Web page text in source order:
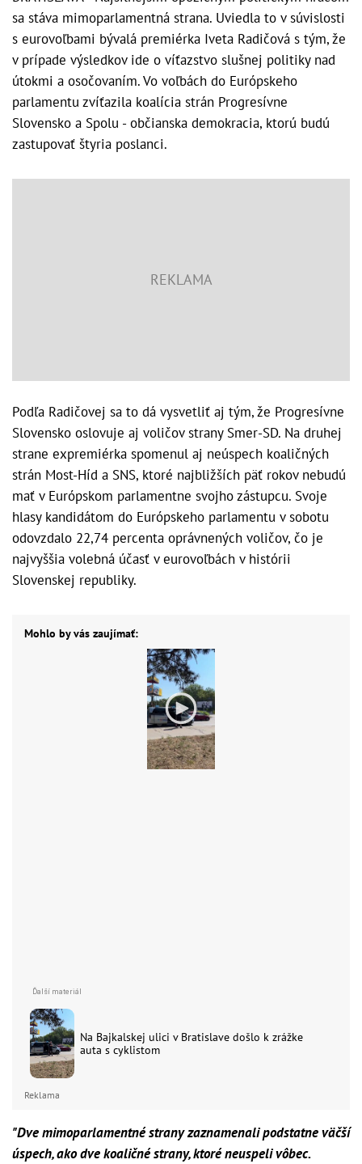
sa stáva mimoparlamentná strana. Uviedla to v súvislosti
s eurovoľbami bývalá premiérka Iveta Radičová s tým, že
v prípade výsledkov ide o víťazstvo slušnej politiky nad
útokmi a osočovaním. Vo voľbách do Európskeho
parlamentu zvíťazila koalícia strán Progresívne
Slovensko a Spolu - občianska demokracia, ktorú budú
zastupovať štyria poslanci.
Podľa Radičovej sa to dá vysvetliť aj tým, že Progresívne
Slovensko oslovuje aj voličov strany Smer-SD. Na druhej
strane expremiérka spomenul aj neúspech koaličných
strán Most-Híd a SNS, ktoré najbližších päť rokov nebudú
mať v Európskom parlamentne svojho zástupcu. Svoje
hlasy kandidátom do Európskeho parlamentu v sobotu
odovzdalo 22,74 percenta oprávnených voličov, čo je
najvyššia volebná účasť v eurovoľbách v histórii
Slovenskej republiky.
Mohlo by vás zaujímať:
Na Bajkalskej ulici v Bratislave došlo k zrážke
auta s cyklistom
Reklama
"Dve mimoparlamentné strany zaznamenali podstatne väčší
úspech, ako dve koaličné strany, ktoré neuspeli vôbec.